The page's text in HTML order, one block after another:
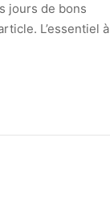
jours de bons
L’essentiel à